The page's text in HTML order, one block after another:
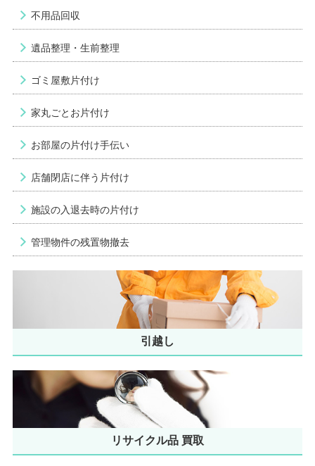
不用品回収
遺品整理・生前整理
ゴミ屋敷片付け
家丸ごとお片付け
お部屋の片付け手伝い
店舗閉店に伴う片付け
施設の入退去時の片付け
管理物件の残置物撤去
引越し
リサイクル品 買取